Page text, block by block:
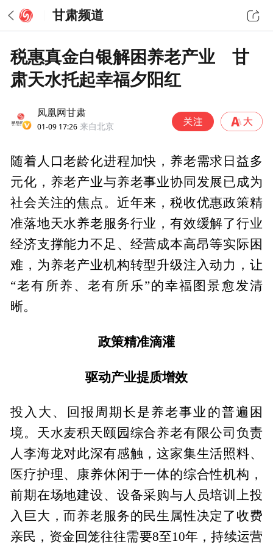
甘肃频道
税惠真金白银解困养老产业 甘
肃天水托起幸福夕阳红
凤凰网甘肃
01-09 17:26 来自北京
随着人口老龄化进程加快，养老需求日益多
元化，养老产业与养老事业协同发展已成为
社会关注的焦点。近年来，税收优惠政策精
准落地天水养老服务行业，有效缓解了行业
经济支撑能力不足、经营成本高昂等实际困
难，为养老产业机构转型升级注入动力，让
“老有所养、老有所乐”的幸福图景愈发清
晰。
政策精准滴灌
驱动产业提质增效
投入大、回报周期长是养老事业的普遍困
境。天水麦积天颐园综合养老有限公司负责
人李海龙对此深有感触，这家集生活照料、
医疗护理、康养休闲于一体的综合性机构，
前期在场地建设、设备采购与人员培训上投
入巨大，而养老服务的民生属性决定了收费
亲民，资金回笼往往需要8至10年，持续运营